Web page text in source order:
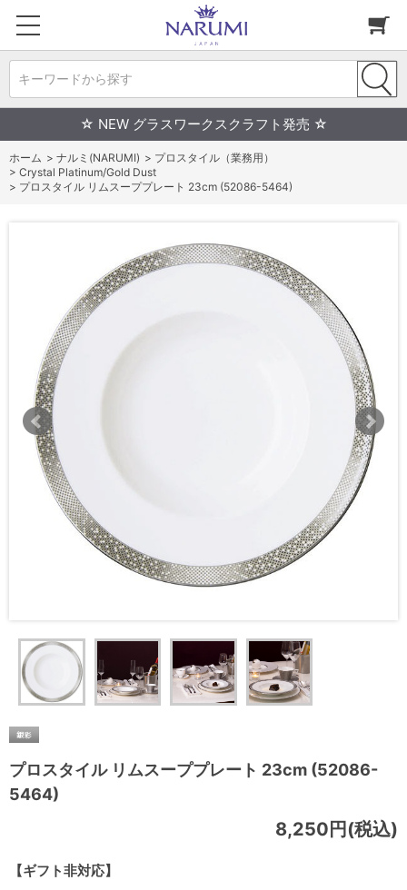
キーワードから探す
☆ NEW グラスワークスクラフト発売 ☆
ホーム > ナルミ(NARUMI) > プロスタイル（業務用）
> Crystal Platinum/Gold Dust
> プロスタイル リムスーププレート 23cm (52086-5464)
プロスタイル リムスーププレート 23cm (52086-
5464)
【ギフト非対応】
8,250円(税込)